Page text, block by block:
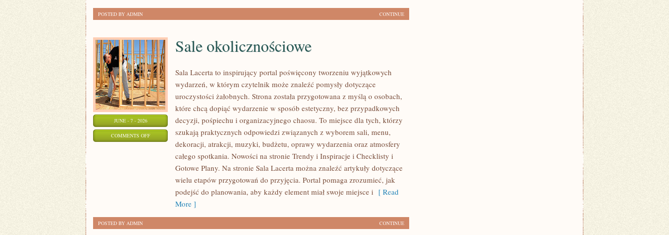
CONTINUE
POSTED BY ADMIN
JUNE - 7 - 2026
COMMENTS OFFON
OKOLICZNOŚCIOWE
Sale okolicznościowe
Sala Lacerta to inspirujący portal poświęcony tworzeniu wyjątkowych
wydarzeń, w którym czytelnik może znaleźć pomysły dotyczące
uroczystości żałobnych. Strona została przygotowana z myślą o osobach,
które chcą dopiąć wydarzenie w sposób estetyczny, bez przypadkowych
decyzji, pośpiechu i organizacyjnego chaosu. To miejsce dla tych, którzy
szukają praktycznych odpowiedzi związanych z wyborem sali, menu,
dekoracji, atrakcji, muzyki, budżetu, oprawy wydarzenia oraz atmosfery
całego spotkania. Nowości na stronie Trendy i Inspiracje i Checklisty i
Gotowe Plany. Na stronie Sala Lacerta można znaleźć artykuły dotyczące
wielu etapów przygotowań do przyjęcia. Portal pomaga zrozumieć, jak
podejść do planowania, aby każdy element miał swoje miejsce i [ Read
More ]
CONTINUE
POSTED BY ADMIN